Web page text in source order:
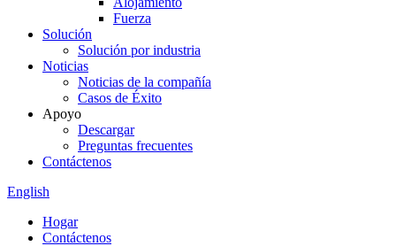
Fuerza
Solución
Solución por industria
Noticias
Noticias de la compañía
Casos de Éxito
Apoyo
Descargar
Preguntas frecuentes
Contáctenos
English
Hogar
Contáctenos